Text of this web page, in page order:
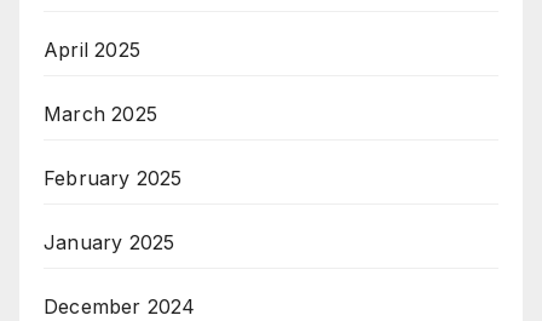
April 2025
March 2025
February 2025
January 2025
December 2024